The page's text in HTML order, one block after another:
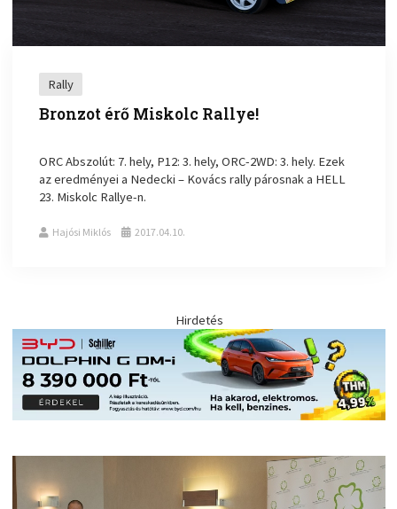
Rally
Bronzot érő Miskolc Rallye!
ORC Abszolút: 7. hely, P12: 3. hely, ORC-2WD: 3. hely. Ezek
az eredményei a Nedecki – Kovács rally párosnak a HELL
23. Miskolc Rallye-n.
Hajósi Miklós 2017.04.10.
Hirdetés